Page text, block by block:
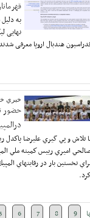
نهایی
هندبال اروپا معرفی
خبري
حضور
تلاش و پي گيري عليرضا
اميري رييس كميته ملي
نخستين بار در رقابتهاي
6 7 8 9